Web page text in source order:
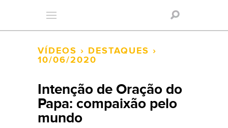
VÍDEOS › DESTAQUES ›
10/06/2020
Intenção de Oração do
Papa: compaixão pelo
mundo